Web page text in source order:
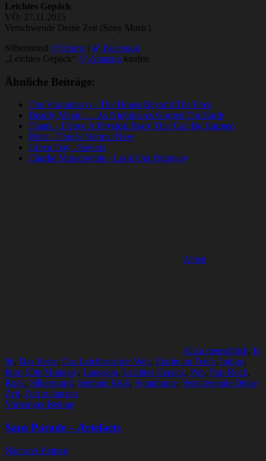
Leichtes Gepäck
VÖ: 27.11.2015
Verschwende Deine Zeit (Sony Music)
Silbermond @ Home | @ Facebook
„Leichtes Gepäck“ @ Amazon kaufen
Ähnliche Beiträge:
The Virginmarys - The House Beyond The Fires
Deadly Magic - ...As Nightmares Gorged The Earth
Thank - I Have A Physical Body That Can Be Harmed
Pabst - This Is Normal Now
Green Day - Saviors
Charlie Musselwhite - Look Out Highway
Alben
Allzu menschlich, B
96, Das Beste, Das Leichteste der Welt, Fische im Teich, Indigo,
Intro (Die Mutigen), Langsam, Leichtes Gepäck, Pop, Pop-Rock,
Rock, Silbermond, Stefanie Kloß, Symphonie, Verschwende Deine
Zeit, Zeit zu tanzen
Beitragsnavigation
Vorheriger Beitrag
Sans Parade – Artefacts
Nächster Beitrag